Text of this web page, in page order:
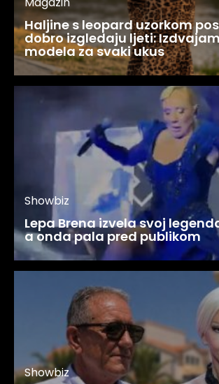
Haljine s leopard uzorkom
dobro izgledaju ljeti:
modela za svaki ukus
Showbiz
Lepa Brena izvela svoj
a onda pala pred publikom
Showbiz